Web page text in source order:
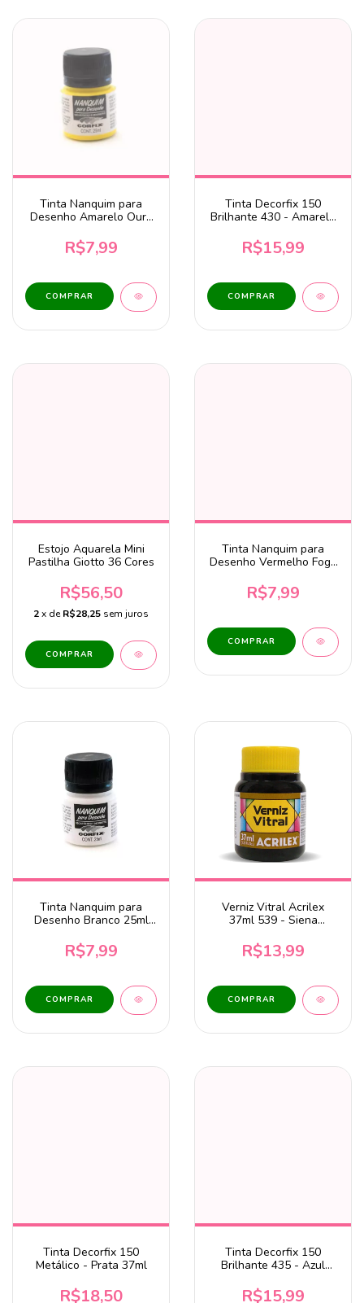
Tinta Nanquim para
Desenho Amarelo Ouro
R$7,99
Tinta Decorfix 150
Brilhante 430 - Amarelo
R$15,99
Estojo Aquarela Mini
Pastilha Giotto 36 Cores
R$56,50
2x deR$28,25 sem juros
Tinta Nanquim para
Desenho Vermelho Fogo
R$7,99
Tinta Nanquim para
Desenho Branco 25ml
R$7,99
Verniz Vitral Acrilex
37ml 539 - Siena
R$13,99
Tinta Decorfix 150
Metálico - Prata 37ml
R$18,50
Tinta Decorfix 150
Brilhante 435 - Azul
R$15,99